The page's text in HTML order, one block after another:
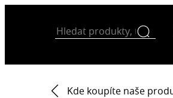
Kde koupíte naše